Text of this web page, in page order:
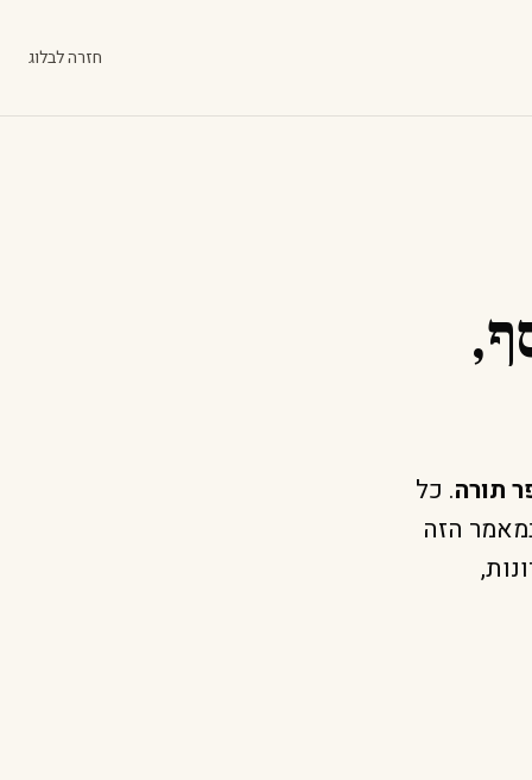
חזרה לבלוג
תורה. כל
הזה